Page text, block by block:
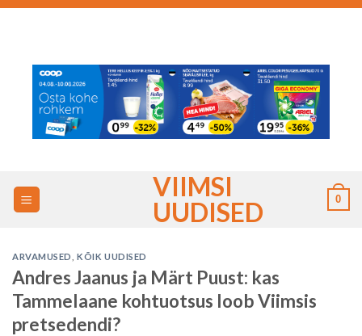
Skip
VIIMSI
UUDISED
0
ARVAMUSED ,KÕIK UUDISED
Andres Jaanus ja Märt Puust: kas
Tammelaane kohtuotsus loob Viimsis
pretsedendi?